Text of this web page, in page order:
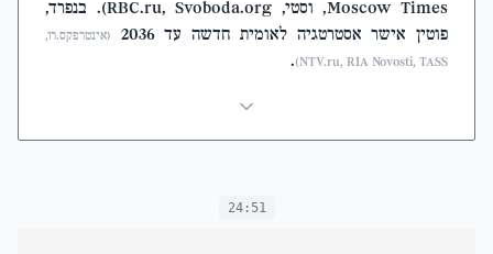
Moscow Times, וסטי, RBC.ru, Svoboda.org). בנפרד,
פוטין אישר אסטרטגיה לאומית חדשה עד 2036
(אינטרפקס.רו,
NTV.ru, RIA Novosti, TASS)
.
24:51